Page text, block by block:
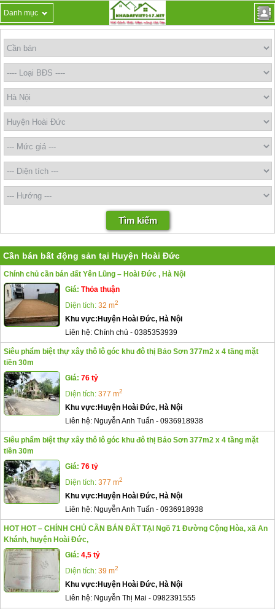
Danh mục
Cần bán bất động sản tại Huyện Hoài Đức
Chính chủ cần bán đất Yên Lũng – Hoài Đức , Hà Nội
Giá: Thỏa thuận
Diện tích: 32 m2
Khu vực: Huyện Hoài Đức, Hà Nội
Liên hệ: Chính chủ - 0385353939
Siêu phẩm biệt thự xây thô lô góc khu đô thị Bảo Sơn 377m2 x 4 tầng mặt
tiền 30m
Giá: 76 tỷ
Diện tích: 377 m2
Khu vực: Huyện Hoài Đức, Hà Nội
Liên hệ: Nguyễn Anh Tuấn - 0936918938
Siêu phẩm biệt thự xây thô lô góc khu đô thị Bảo Sơn 377m2 x 4 tầng mặt
tiền 30m
Giá: 76 tỷ
Diện tích: 377 m2
Khu vực: Huyện Hoài Đức, Hà Nội
Liên hệ: Nguyễn Anh Tuấn - 0936918938
HOT HOT – CHÍNH CHỦ CẦN BÁN ĐẤT TẠI Ngõ 71 Đường Cộng Hòa, xã An
Khánh, huyện Hoài Đức,
Giá: 4,5 tỷ
Diện tích: 39 m2
Khu vực: Huyện Hoài Đức, Hà Nội
Liên hệ: Nguyễn Thị Mai - 0982391555